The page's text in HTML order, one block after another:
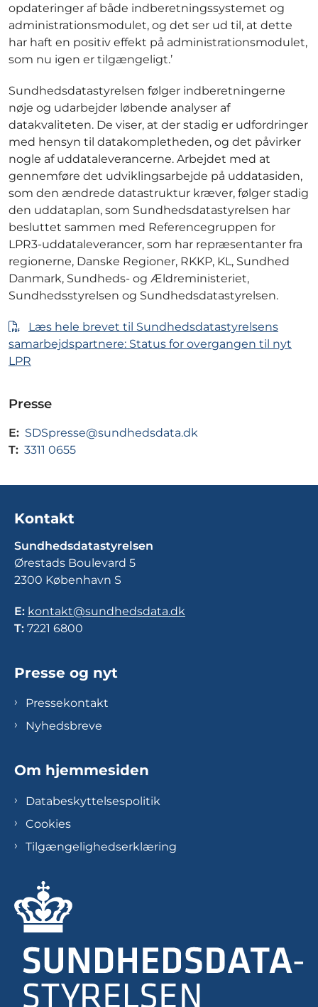
opdateringer af både indberetningssystemet og
administrationsmodulet, og det ser ud til, at dette
har haft en positiv effekt på administrationsmodulet,
som nu igen er tilgængeligt.’
Sundhedsdatastyrelsen følger indberetningerne
nøje og udarbejder løbende analyser af
datakvaliteten. De viser, at der stadig er udfordringer
med hensyn til datakompletheden, og det påvirker
nogle af uddataleverancerne. Arbejdet med at
gennemføre det udviklingsarbejde på uddatasiden,
som den ændrede datastruktur kræver, følger stadig
den uddataplan, som Sundhedsdatastyrelsen har
besluttet sammen med Referencegruppen for
LPR3-uddataleverancer, som har repræsentanter fra
regionerne, Danske Regioner, RKKP, KL, Sundhed
Danmark, Sundheds- og Ældreministeriet,
Sundhedsstyrelsen og Sundhedsdatastyrelsen.
Læs hele brevet til Sundhedsdatastyrelsens
samarbejdspartnere: Status for overgangen til nyt
LPR
Presse
E: SDSpresse@sundhedsdata.dk
T: 3311 0655
Kontakt
Sundhedsdatastyrelsen
Ørestads Boulevard 5
2300 København S
E: kontakt@sundhedsdata.dk
T: 7221 6800
Presse og nyt
Pressekontakt
Nyhedsbreve
Om hjemmesiden
Databeskyttelsespolitik
Cookies
Tilgængelighedserklæring